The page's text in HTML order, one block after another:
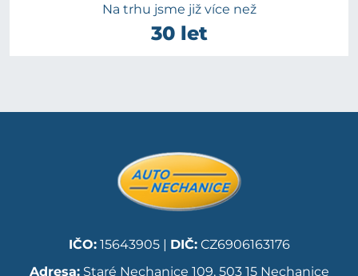
Na trhu jsme již více než
30 let
IČO:15643905 | DIČ:CZ6906163176
Adresa:Staré Nechanice 109, 503 15 Nechanice